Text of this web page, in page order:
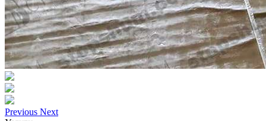
Previous Next